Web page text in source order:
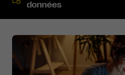
données